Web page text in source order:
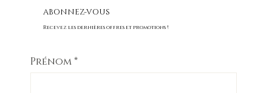
ABONNEZ-VOUS
Recevez les dernières offres et promotions !
Prénom*